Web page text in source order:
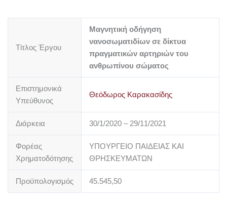
Τίτλος Έργου
Μαγνητική οδήγηση
νανοσωματιδίων σε δίκτυα
πραγματικών αρτηριών του
ανθρωπίνου σώματος
Επιστημονικά
Υπεύθυνος
Θεόδωρος Καρακασίδης
Διάρκεια 30/1/2020 – 29/11/2021
Φορέας
Χρηματοδότησης
ΥΠΟΥΡΓΕΙΟ ΠΑΙΔΕΙΑΣ ΚΑΙ
ΘΡΗΣΚΕΥΜΑΤΩΝ
Προϋπολογισμός 45.545,50